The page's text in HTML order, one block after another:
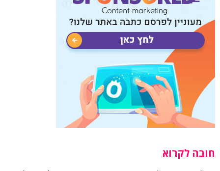
חובה לקרוא